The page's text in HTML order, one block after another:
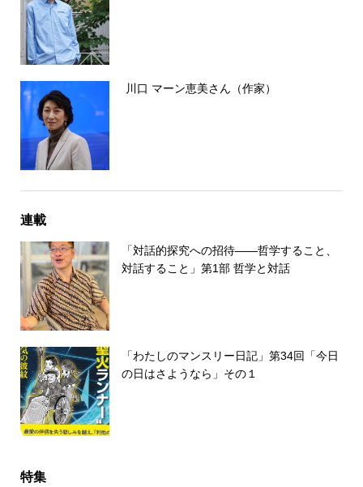
川口 マーン恵美さん（作家）
連載
「対話的探究への招待――哲学すること、
対話すること」第1部 哲学と対話
「わたしのマンスリー日記」第34回「今日
の日はさようなら」その１
特集